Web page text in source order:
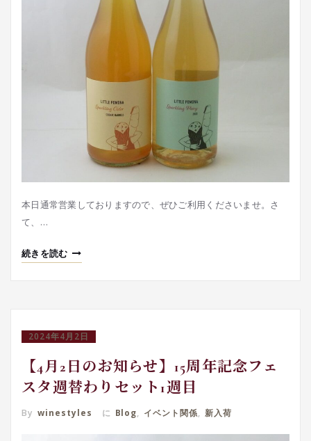
本日通常営業しておりますので、ぜひご利用くださいませ。さ
て、…
続きを読む
2024年4月2日
【4月2日のお知らせ】15周年記念フェ
スタ週替わりセット1週目
By winestyles に Blog, イベント関係, 新入荷